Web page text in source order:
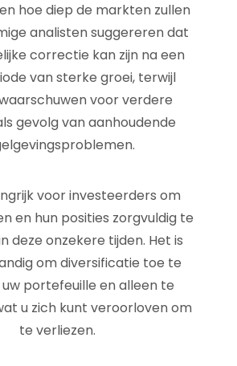
hoe diep de markten zullen
analisten suggereren dat
correctie kan zijn na een
van sterke groei, terwijl
voor verdere
gevolg van aanhoudende
voor investeerders om
en hun posities zorgvuldig te
deze onzekere tijden. Het is
om diversificatie toe te
uw portefeuille en alleen te
u zich kunt veroorloven om
te verliezen.